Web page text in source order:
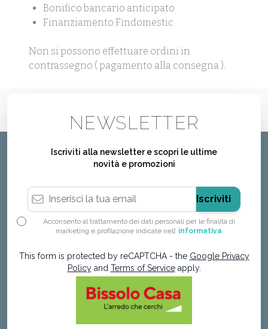
Bonifico bancario anticipato
Finanziamento Findomestic
Non si possono effettuare ordini in
contrassegno ( pagamento alla consegna ).
NEWSLETTER
Iscriviti alla newsletter e scopri le ultime
novità e promozioni
Indirizzo email
Iscriviti
Acconsento al trattamento dei dati personali per le finalità di
marketing e profilazione indicate nell’ informativa
This form is protected by reCAPTCHA - the Google Privacy
Policyand Terms of Serviceapply.